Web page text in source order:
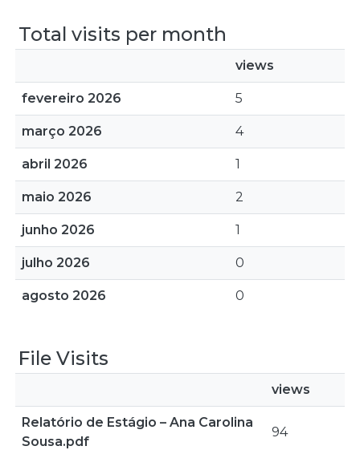
Total visits per month
views
fevereiro 2026 5
março 2026 4
abril 2026 1
maio 2026 2
junho 2026 1
julho 2026 0
agosto 2026 0
File Visits
views
Relatório de Estágio – Ana Carolina
Sousa.pdf
94